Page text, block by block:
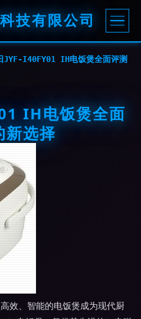
技有限公司
JYF-I40FY01 IH电饭煲全面评测
IH电饭煲全面
新选择
效、智能的电饭煲成为现代厨